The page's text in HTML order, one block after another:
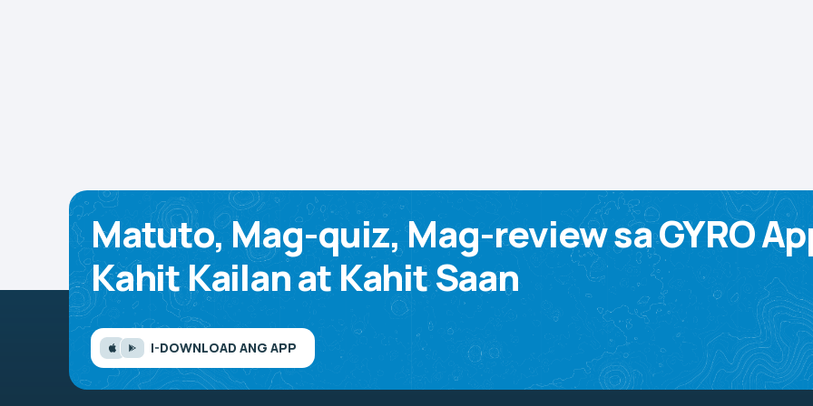
Matuto, Mag-quiz, Mag-review sa GYRO
Kahit Kailan at Kahit Saan
I-DOWNLOAD ANG APP